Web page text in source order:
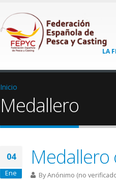
LA
Inicio
Medallero
04
Ene ByAnónimo (no